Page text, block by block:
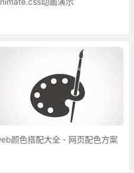
颜色搭配大全 - 网页配色方案